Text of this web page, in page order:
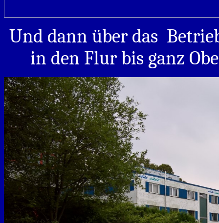
Und dann über das
in den Flur bis ganz